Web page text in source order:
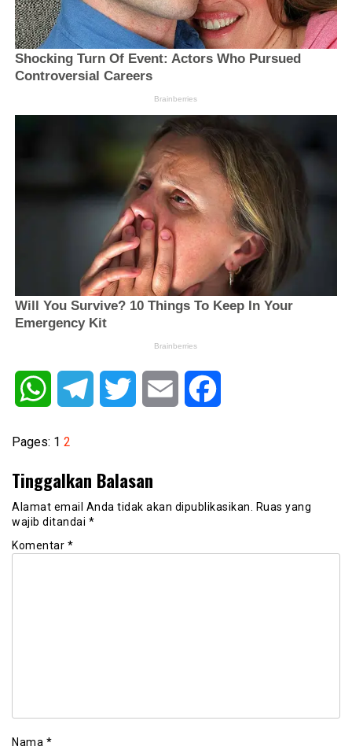
WhatsAppTelegram Twitter Email
Pages: 1 2
Tinggalkan Balasan
Alamat email Anda tidak akan dipublikasikan.
Ruas yang
wajib ditandai *
Komentar *
Nama *